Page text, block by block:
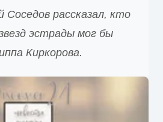
Соседов рассказал, кто
эстрады мог бы
Киркорова.